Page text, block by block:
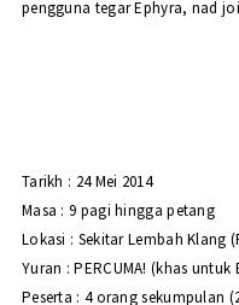
pengguna tegar Ephyra, nad
Tarikh : 24 Mei 2014
Masa : 9 pagi hingga petang
Lokasi : Sekitar Lembah Klang
Yuran : PERCUMA! (khas untuk
Peserta : 4 orang sekumpulan